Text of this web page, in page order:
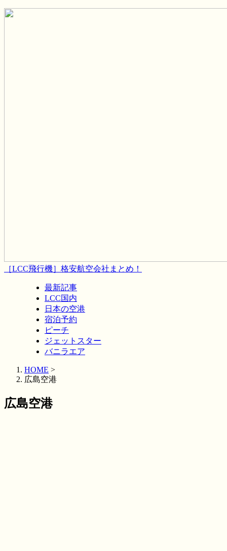
［LCC飛行機］格安航空会社まとめ！
最新記事
LCC国内
日本の空港
宿泊予約
ピーチ
ジェットスター
バニラエア
HOME >
広島空港
広島空港